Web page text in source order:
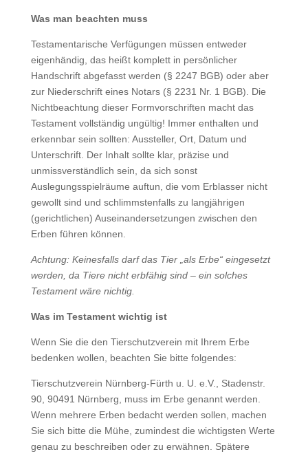
Was man beachten muss
Testamentarische Verfügungen müssen entweder
eigenhändig, das heißt komplett in persönlicher
Handschrift abgefasst werden (§ 2247 BGB) oder aber
zur Niederschrift eines Notars (§ 2231 Nr. 1 BGB). Die
Nichtbeachtung dieser Formvorschriften macht das
Testament vollständig ungültig! Immer enthalten und
erkennbar sein sollten: Aussteller, Ort, Datum und
Unterschrift. Der Inhalt sollte klar, präzise und
unmissverständlich sein, da sich sonst
Auslegungsspielräume auftun, die vom Erblasser nicht
gewollt sind und schlimmstenfalls zu langjährigen
(gerichtlichen) Auseinandersetzungen zwischen den
Erben führen können.
Achtung: Keinesfalls darf das Tier „als Erbe“ eingesetzt
werden, da Tiere nicht erbfähig sind – ein solches
Testament wäre nichtig.
Was im Testament wichtig ist
Wenn Sie die den Tierschutzverein mit Ihrem Erbe
bedenken wollen, beachten Sie bitte folgendes:
Tierschutzverein Nürnberg-Fürth u. U. e.V., Stadenstr.
90, 90491 Nürnberg, muss im Erbe genannt werden.
Wenn mehrere Erben bedacht werden sollen, machen
Sie sich bitte die Mühe, zumindest die wichtigsten Werte
genau zu beschreiben oder zu erwähnen. Spätere